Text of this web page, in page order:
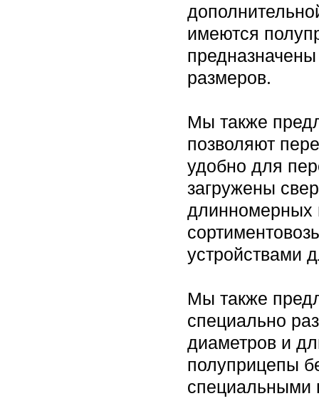
имеются
размеров.
Мы также
позволяют
удобно для
загружены
длинномерных
устройствами
Мы также
специально
диаметров и
полуприцепы
специальными